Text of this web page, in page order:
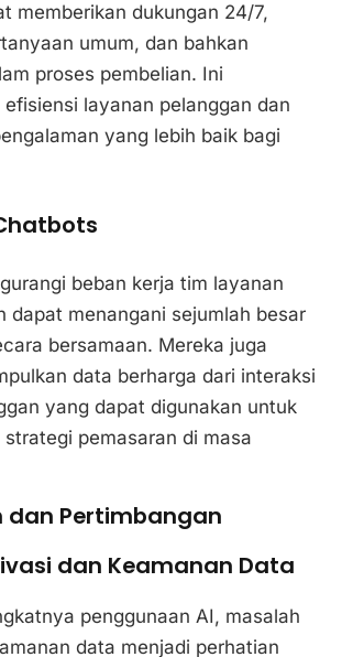
memberikan dukungan 24/7,
umum, dan bahkan
proses pembelian. Ini
layanan pelanggan dan
yang lebih baik bagi
beban kerja tim layanan
dapat menangani sejumlah besar
bersamaan. Mereka juga
data berharga dari interaksi
yang dapat digunakan untuk
pemasaran di masa
dan Pertimbangan
dan Keamanan Data
penggunaan AI, masalah
data menjadi perhatian